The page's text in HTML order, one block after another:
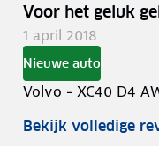
Voor het geluk
1 april 2018
Nieuwe auto
Volvo - XC40 D4
Bekijk volledige